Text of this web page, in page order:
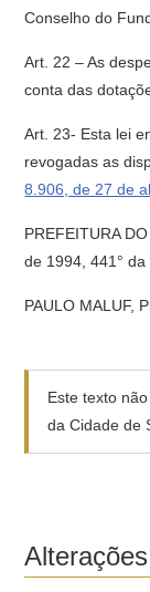
Conselho do
Art. 22 – As
conta das
Art. 23- Esta lei
revogadas as
8.906, de 27 de
PREFEITURA
de 1994, 441°
PAULO MALUF,
Este texto
da Cidade de
Alterações